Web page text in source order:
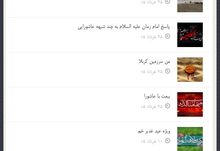
25 خرداد 05
پاسخ امام زمان علیه السلام به چند شبهه عاشورایی
25 خرداد 05
من سرزمین کربلا
25 خرداد 05
بیعت با عاشورا
25 خرداد 05
ویژه عید غدیر خم
10 خرداد 05